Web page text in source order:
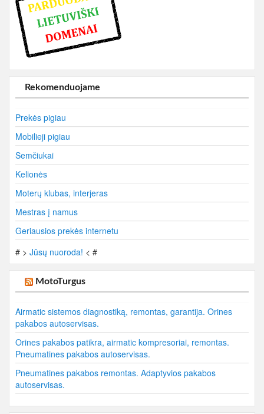
Rekomenduojame
Prekės pigiau
Mobilieji pigiau
Semčiukai
Kelionės
Moterų klubas, interjeras
Mestras į namus
Geriausios prekės internetu
# > Jūsų nuoroda! < #
MotoTurgus
Airmatic sistemos diagnostiką, remontas, garantija. Orines
pakabos autoservisas.
Orines pakabos patikra, airmatic kompresoriai, remontas.
Pneumatines pakabos autoservisas.
Pneumatines pakabos remontas. Adaptyvios pakabos
autoservisas.